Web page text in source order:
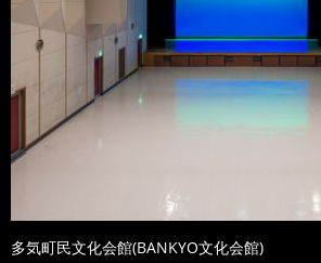
多気町民文化会館(BANKYO文化会館)